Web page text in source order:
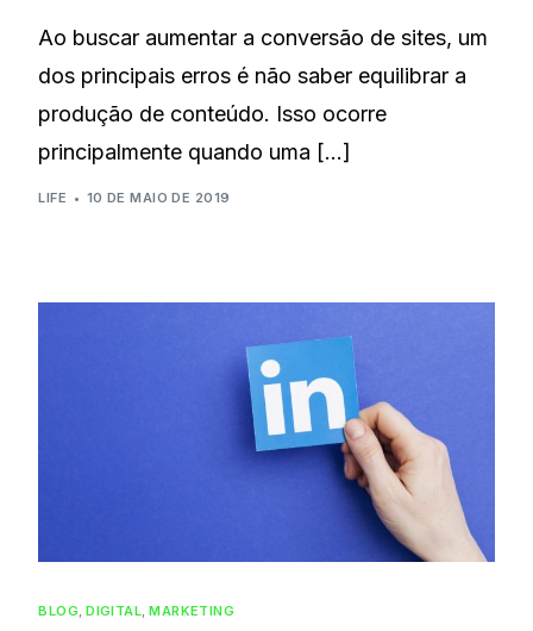
Ao buscar aumentar a conversão de sites, um
dos principais erros é não saber equilibrar a
produção de conteúdo. Isso ocorre
principalmente quando uma […]
LIFE 10 DE MAIO DE 2019
BLOG,DIGITAL,MARKETING